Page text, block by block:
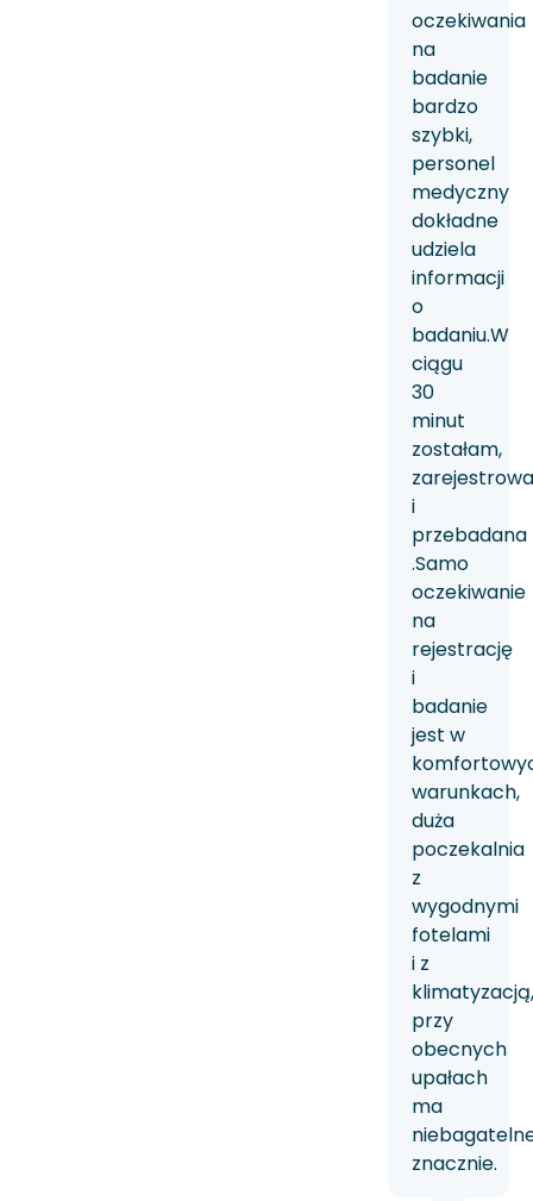
oczekiwania
na
badanie
bardzo
szybki,
personel
medyczny
dokładne
udziela
informacji
o
badaniu.W
ciągu
30
minut
zostałam,
i
przebadana
.Samo
oczekiwanie
na
rejestrację
i
badanie
jest w
warunkach,
duża
poczekalnia
z
wygodnymi
fotelami
i z
przy
obecnych
upałach
ma
znacznie.